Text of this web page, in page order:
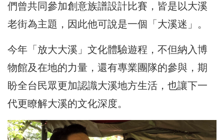
們曾共同參加創意族譜設計比賽，皆是以大溪
老街為主題，因此他可說是一個「大溪迷」。
今年「放大大溪」文化體驗遊程，不但納入博
物館及在地的力量，還有專業團隊的參與，期
盼全台民眾更加認識大溪地方生活，也讓下一
代更瞭解大溪的文化深度。